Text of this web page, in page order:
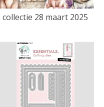
collectie 28 maart 2025